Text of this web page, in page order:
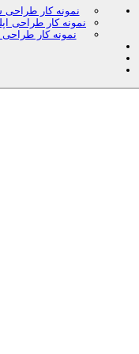
نمونه کار
نمونه کار طراحی
نمونه کار طراحی